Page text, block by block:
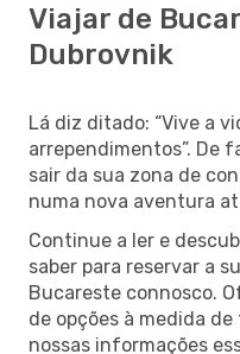
Viajar de
Dubrovnik
Lá diz ditado: “Vive a
arrependimentos”. De
sair da sua zona de
numa nova aventura
Continue a ler e
saber para reservar a
Bucareste connosco.
de opções à medida
nossas informações